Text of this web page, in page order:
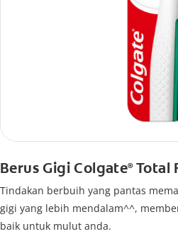
Berus Gigi Colgate®Total
Tindakan berbuih yang pantas
gigi yang lebih mendalam^^,
baik untuk mulut anda.